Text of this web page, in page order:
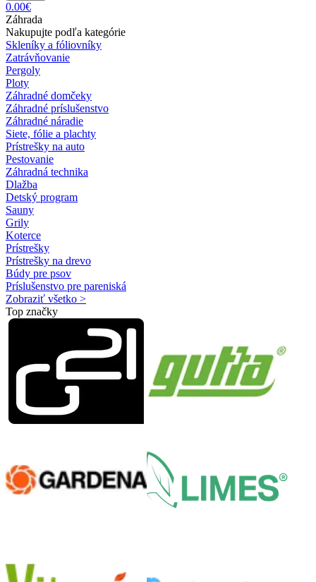
0.00€
Záhrada
Nakupujte podľa kategórie
Skleníky a fóliovníky
Zatrávňovanie
Pergoly
Ploty
Záhradné domčeky
Záhradné príslušenstvo
Záhradné náradie
Siete, fólie a plachty
Prístrešky na auto
Pestovanie
Záhradná technika
Dlažba
Detský program
Sauny
Grily
Koterce
Prístrešky
Prístrešky na drevo
Búdy pre psov
Príslušenstvo pre pareniská
Zobraziť všetko >
Top značky